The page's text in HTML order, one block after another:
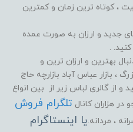
، کوتاه ترین زمان و کمترین
جدید و ارزان به صورت عمده
.
بهترین و ارزان ترین و
، بازار عباس آباد بازارچه حاج
از گالری لباس زیر از بین انواع
هزاران کانال تلگرام فروش
، مردانه.یا اینستاگرام